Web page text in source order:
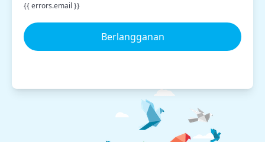
{{ errors.email }}
Berlangganan